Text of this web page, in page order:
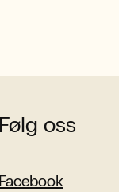
Følg oss
Facebook